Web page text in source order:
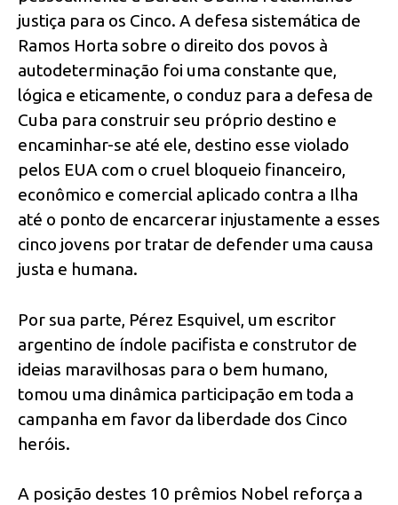
justiça para os Cinco. A defesa sistemática de
Ramos Horta sobre o direito dos povos à
autodeterminação foi uma constante que,
lógica e eticamente, o conduz para a defesa de
Cuba para construir seu próprio destino e
encaminhar-se até ele, destino esse violado
pelos EUA com o cruel bloqueio financeiro,
econômico e comercial aplicado contra a Ilha
até o ponto de encarcerar injustamente a esses
cinco jovens por tratar de defender uma causa
justa e humana.
Por sua parte, Pérez Esquivel, um escritor
argentino de índole pacifista e construtor de
ideias maravilhosas para o bem humano,
tomou uma dinâmica participação em toda a
campanha em favor da liberdade dos Cinco
heróis.
A posição destes 10 prêmios Nobel reforça a